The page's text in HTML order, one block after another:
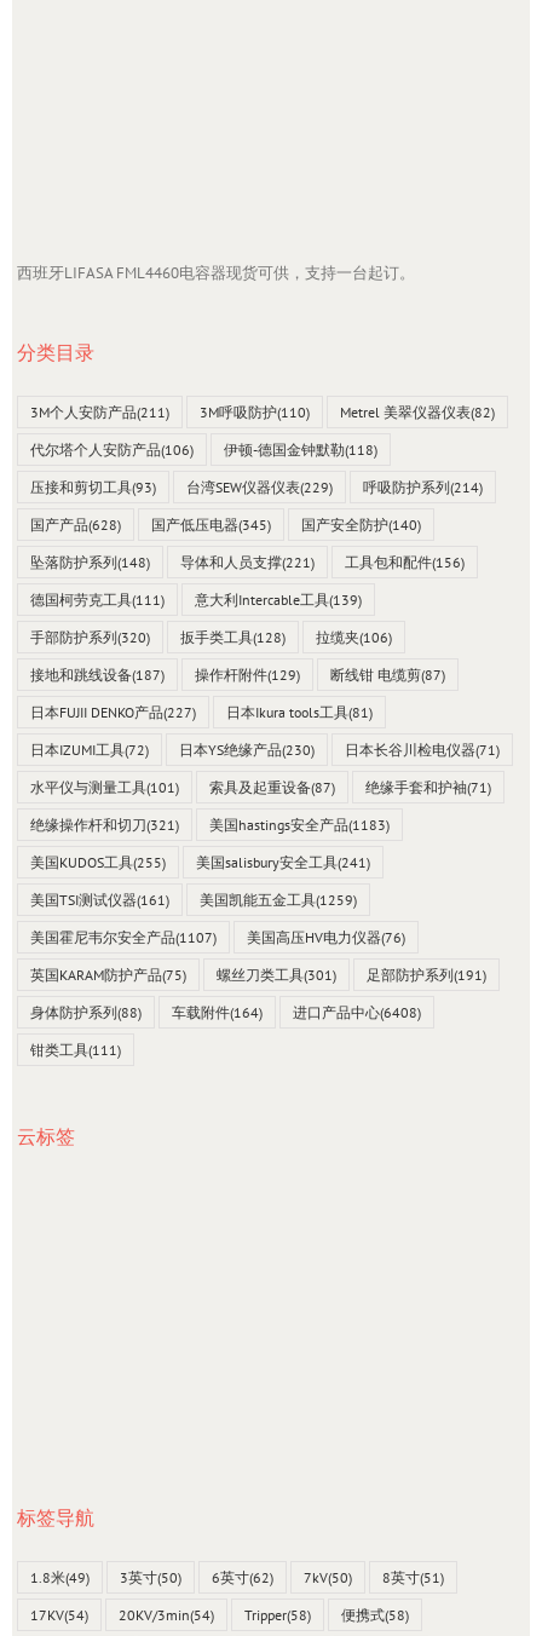
西班牙LIFASA FML4460电容器现货可供，支持一台起订。
分类目录
3M个人安防产品(211) 3M呼吸防护(110) Metrel 美翠仪器仪表(82)
代尔塔个人安防产品(106) 伊顿-德国金钟默勒(118)
压接和剪切工具(93) 台湾SEW仪器仪表(229) 呼吸防护系列(214)
国产产品(628) 国产低压电器(345) 国产安全防护(140)
坠落防护系列(148) 导体和人员支撑(221) 工具包和配件(156)
德国柯劳克工具(111) 意大利Intercable工具(139)
手部防护系列(320) 扳手类工具(128) 拉缆夹(106)
接地和跳线设备(187) 操作杆附件(129) 断线钳 电缆剪(87)
日本FUJII DENKO产品(227) 日本Ikura tools工具(81)
日本IZUMI工具(72) 日本YS绝缘产品(230) 日本长谷川检电仪器(71)
水平仪与测量工具(101) 索具及起重设备(87) 绝缘手套和护袖(71)
绝缘操作杆和切刀(321) 美国hastings安全产品(1183)
美国KUDOS工具(255) 美国salisbury安全工具(241)
美国TSI测试仪器(161) 美国凯能五金工具(1259)
美国霍尼韦尔安全产品(1107) 美国高压HV电力仪器(76)
英国KARAM防护产品(75) 螺丝刀类工具(301) 足部防护系列(191)
身体防护系列(88) 车载附件(164) 进口产品中心(6408)
钳类工具(111)
云标签
标签导航
1.8米(49) 3英寸(50) 6英寸(62) 7kV(50) 8英寸(51)
17KV(54) 20KV/3min(54) Tripper(58) 便携式(58)